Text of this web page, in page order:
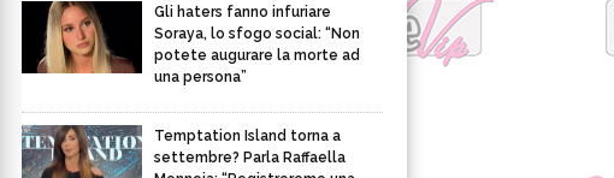
Gli haters fanno infuriare
Soraya, lo sfogo social: “Non
potete augurare la morte ad
una persona”
Temptation Island torna a
settembre? Parla Raffaella